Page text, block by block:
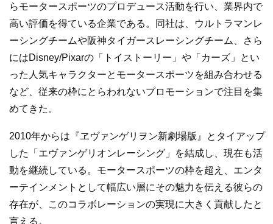
らモータースポーツのプロデュース活動を行い、業界内で
高い評価を得ている企業である。同社は、ウルトラマンレ
ーシングチームや阪神タイガースレーシングチーム、さら
にはDisney/Pixarの「トイストーリー」や「カーズ」とい
った人気キャラクターとモータースポーツを組み合わせる
など、従来の枠にとらわれないプロモーションで注目を集
めてきた。
2010年からは『ヱヴァンゲリヲン新劇場版』とタイアップ
した「エヴァンゲリオンレーシング」を結成し、現在も活
動を継続している。モータースポーツの枠を超え、エンタ
ーテインメントとして幅広い層にその魅力を伝える彼らの
存在が、このコラボレーションの実現に大きく貢献したと
言える。